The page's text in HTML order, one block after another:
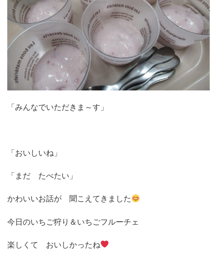
「みんなでいただきま～す」
「おいしいね」
「まだ たべたい」
かわいいお話が 聞こえてきました
今日のいちご狩り＆いちごフルーチェ
楽しくて おいしかったね